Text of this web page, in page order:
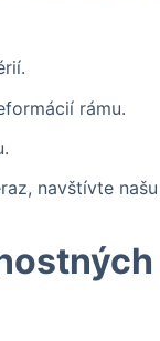
rámu.
navštívte